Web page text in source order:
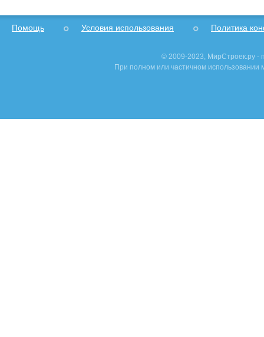
Помощь Условия использования Политика
© 2009-2023, МирСтроек.ру -
При полном или частичном использовании